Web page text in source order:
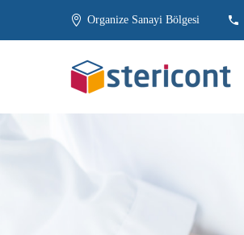
Organize Sanayi Bölgesi